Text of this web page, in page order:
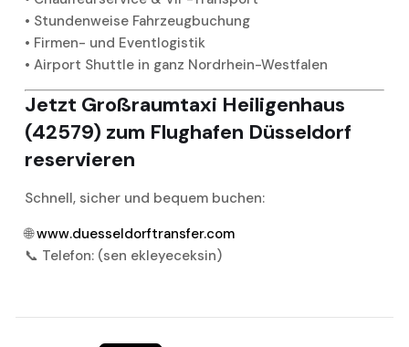
• Stundenweise Fahrzeugbuchung
• Firmen- und Eventlogistik
• Airport Shuttle in ganz Nordrhein-Westfalen
Jetzt Großraumtaxi Heiligenhaus
(42579) zum Flughafen Düsseldorf
reservieren
Schnell, sicher und bequem buchen:
🌐www.duesseldorftransfer.com
📞 Telefon: (sen ekleyeceksin)